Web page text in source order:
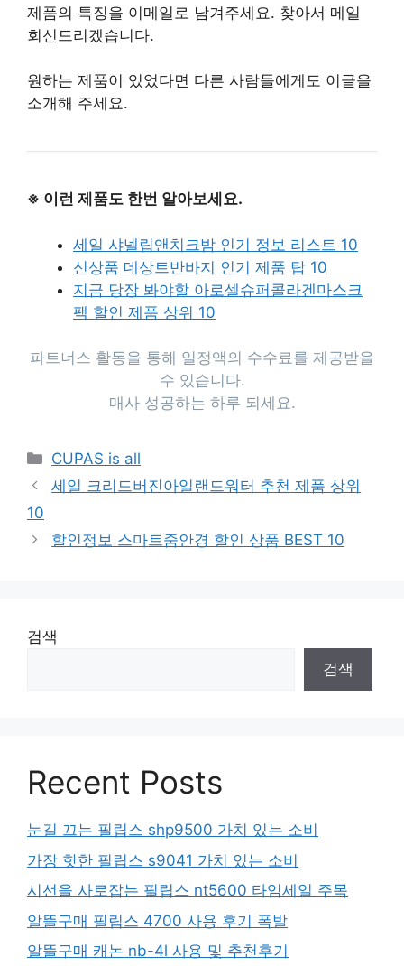
제품의 특징을 이메일로 남겨주세요. 찾아서 메일
회신드리겠습니다.
원하는 제품이 있었다면 다른 사람들에게도 이글을
소개해 주세요.
※ 이런 제품도 한번 알아보세요.
세일 샤넬립앤치크밤 인기 정보 리스트 10
신상품 데상트반바지 인기 제품 탑 10
지금 당장 봐야할 아로셀슈퍼콜라겐마스크
팩 할인 제품 상위 10
파트너스 활동을 통해 일정액의 수수료를 제공받을
수 있습니다.
매사 성공하는 하루 되세요.
Categories
CUPAS is all
세일 크리드버진아일랜드워터 추천 제품 상위
10
할인정보 스마트줌안경 할인 상품 BEST 10
검색
검색
Recent Posts
눈길 끄는 필립스 shp9500 가치 있는 소비
가장 핫한 필립스 s9041 가치 있는 소비
시선을 사로잡는 필립스 nt5600 타임세일 주목
알뜰구매 필립스 4700 사용 후기 폭발
알뜰구매 캐논 nb-4l 사용 및 추천후기